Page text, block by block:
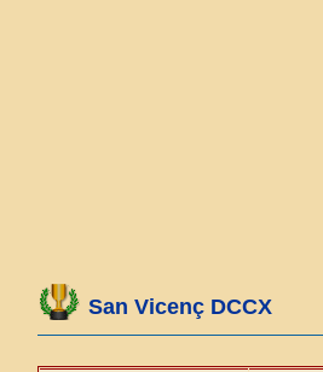
San Vicenç DCCX